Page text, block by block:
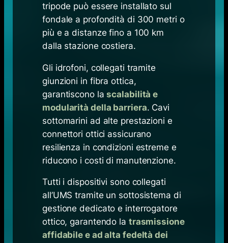
tripode può essere installato sul
fondale a profondità di 300 metri o
più e a distanze fino a 100 km
dalla stazione costiera.
Gli idrofoni, collegati tramite
giunzioni in fibra ottica,
garantiscono la scalabilità e
modularità della barriera. Cavi
sottomarini ad alte prestazioni e
connettori ottici assicurano
resilienza in condizioni estreme e
riducono i costi di manutenzione.
Tutti i dispositivi sono collegati
all’UMS tramite un sottosistema di
gestione dedicato e interrogatore
ottico, garantendo la trasmissione
affidabile e ad alta fedeltà dei